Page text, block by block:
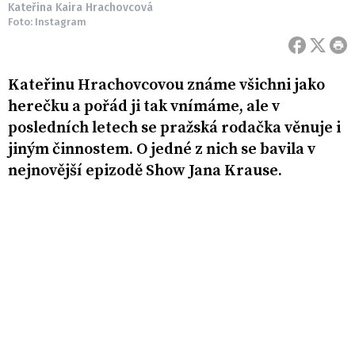
Kateřina Kaira Hrachovcová
Foto: Instagram
Kateřinu Hrachovcovou známe všichni jako
herečku a pořád ji tak vnímáme, ale v
posledních letech se pražská rodačka věnuje i
jiným činnostem. O jedné z nich se bavila v
nejnovější epizodě Show Jana Krause.